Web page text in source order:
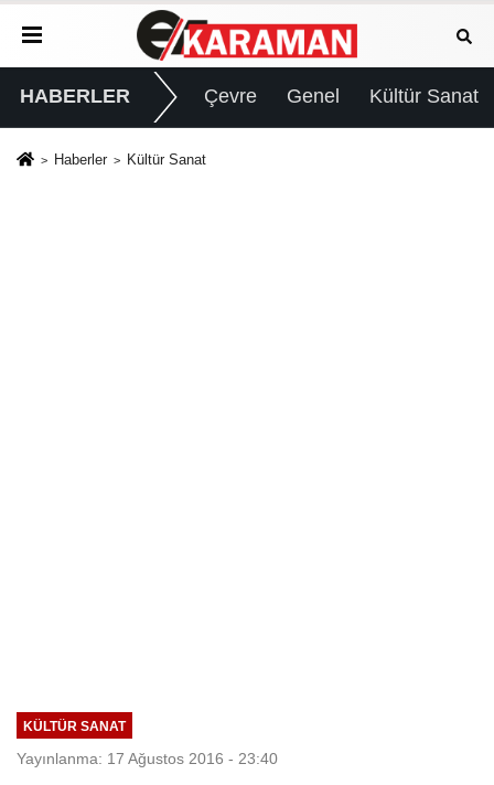
HABERLER Çevre Genel Kültür Sanat
Haberler Kültür Sanat
KÜLTÜR SANAT
Yayınlanma: 17 Ağustos 2016 - 23:40